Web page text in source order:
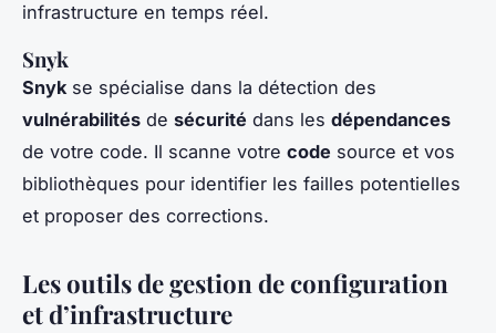
infrastructure en temps réel.
Snyk
Snykse spécialise dans la détection des
vulnérabilités de sécurité dans les dépendances
de votre code. Il scanne votre code source et vos
bibliothèques pour identifier les failles potentielles
et proposer des corrections.
Les outils de gestion de configuration
et d’infrastructure